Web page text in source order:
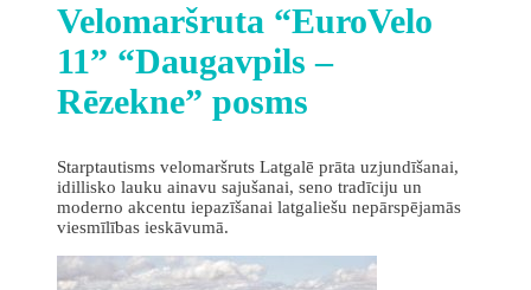
Velomaršruta “EuroVelo
11” “Daugavpils –
Rēzekne” posms
Starptautisms velomaršruts Latgalē prāta uzjundīšanai,
idillisko lauku ainavu sajušanai, seno tradīciju un
moderno akcentu iepazīšanai latgaliešu nepārspējamās
viesmīlības ieskāvumā.